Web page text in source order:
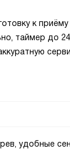
к
таймер до
удобные